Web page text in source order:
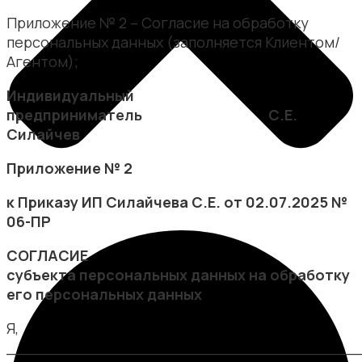
Приложение № 2 – Согласие на обработку
персональных данных (заполняется Клиентом/
Агентом);
Индивидуальный
предприниматель С.Е.
Силайчев
Приложение № 2
к Приказу ИП Силайчева С.Е. от 02.07.2025 №
06-ПР
СОГЛАСИЕ
субъекта персональных данных на обработку
его персональных данных
Я,